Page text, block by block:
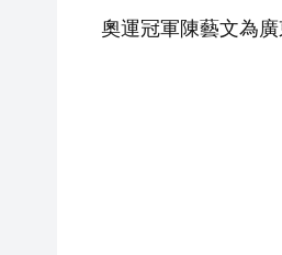
奧運冠軍陳藝文為廣